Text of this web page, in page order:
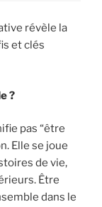
révèle la
et clés
?
pas “être
Elle se joue
de vie,
Être
dans le